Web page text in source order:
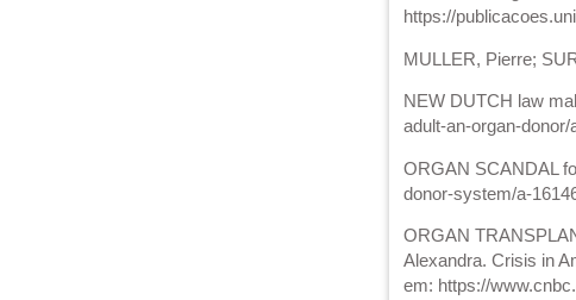
https://
MULLER, Pierre;
NEW DUTCH law
adult-an-organ-
ORGAN SCANDAL
donor-system/a-
ORGAN
Alexandra. Crisis in
em: https://